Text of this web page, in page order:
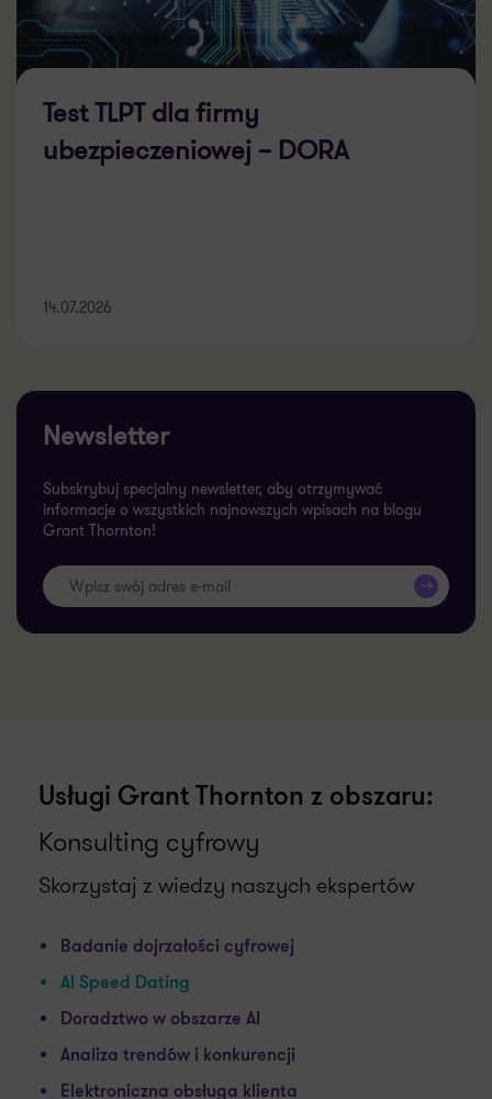
Test TLPT dla firmy
ubezpieczeniowej – DORA
14.07.2026
Newsletter
Subskrybuj specjalny newsletter, aby otrzymywać
informacje o wszystkich najnowszych wpisach na blogu
Grant Thornton!
>>
Usługi Grant Thornton z obszaru:
Konsulting cyfrowy
Skorzystaj z wiedzy naszych ekspertów
Badanie dojrzałości cyfrowej
AI Speed Dating
Doradztwo w obszarze AI
Analiza trendów i konkurencji
Elektroniczna obsługa klienta